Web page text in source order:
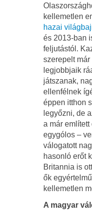
kellemetlen
hazai
és 2013-ban
feljutástól.
szerepelt
legjobbjaik
játszanak,
ellenfélnek
éppen itthon
legyőzni, de
a már
egygólos –
válogatott
hasonló erőt
Britannia is
ők
kellemetlen
A magyar